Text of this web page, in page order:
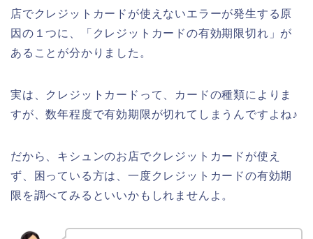
店でクレジットカードが使えないエラーが発生する原
因の１つに、「クレジットカードの有効期限切れ」が
あることが分かりました。
実は、クレジットカードって、カードの種類によりま
すが、数年程度で有効期限が切れてしまうんですよね♪
だから、キシュンのお店でクレジットカードが使え
ず、困っている方は、一度クレジットカードの有効期
限を調べてみるといいかもしれませんよ。